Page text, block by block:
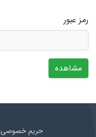
رمز عبور
مشاهده
حریم خصوصی